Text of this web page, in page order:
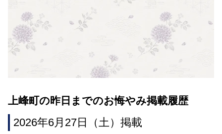
上峰町の昨日までのお悔やみ掲載履歴
2026年6月27日（土）掲載